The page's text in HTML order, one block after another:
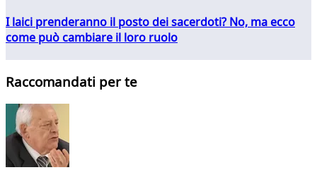
I laici prenderanno il posto dei sacerdoti? No, ma ecco
come può cambiare il loro ruolo
Raccomandati per te